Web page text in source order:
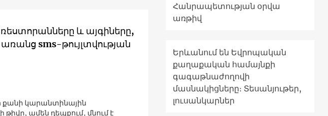
և այգիները,
sms-թույլտվության
քանի կարանտինային
ամեն դեպքում, մնում է
Հանրապետության օրվա
առթիվ
Երևանում են Եվրոպական
քաղաքական համայնքի
գագաթնաժողովի
մասնակիցները։ Տեսանյութեր,
լուսանկարներ